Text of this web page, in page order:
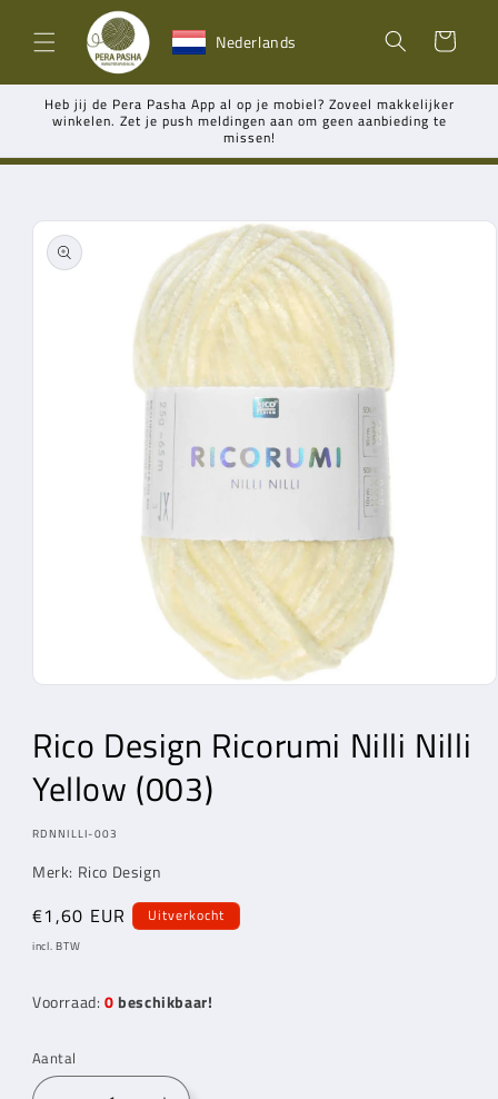
naar de
content Nederlands Winkelwagen
Heb jij de Pera Pasha App al op je mobiel? Zoveel makkelijker
winkelen. Zet je push meldingen aan om geen aanbieding te
missen!
direct naar
in
modaal
Rico Design Ricorumi Nilli Nilli
Yellow (003)
MODEL:
RDNNILLI-003
Merk: Rico Design
Normale
prijs
€1,60 EUR Uitverkocht
incl. BTW
Voorraad: 0 beschikbaar!
Aantal